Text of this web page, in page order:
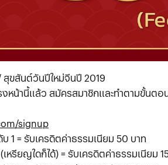
สุขสันต์วันปีใหม่จีนปี 2019
น้านี้แล้ว สมัครสมาชิกและทำตามขั้นตอ
signup
1 = รับเครดิตค่าธรรมเนียม 50 บาท
หรียญใดก็ได้) = รับเครดิตค่าธรรมเนียม